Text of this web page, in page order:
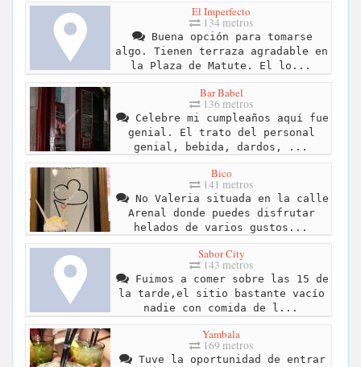
El Imperfecto
134 metros
Buena opción para tomarse
algo. Tienen terraza agradable en
la Plaza de Matute. El lo...
Bar Babel
136 metros
Celebre mi cumpleaños aquí fue
genial. El trato del personal
genial, bebida, dardos, ...
Bico
141 metros
No Valeria situada en la calle
Arenal donde puedes disfrutar
helados de varios gustos...
Sabor City
143 metros
Fuimos a comer sobre las 15 de
la tarde,el sitio bastante vacío
nadie con comida de l...
Yambala
169 metros
Tuve la oportunidad de entrar